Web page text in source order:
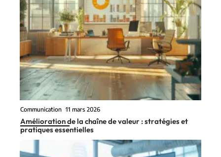
Communication 11 mars 2026
Amélioration de la chaîne de valeur : stratégies et
pratiques essentielles